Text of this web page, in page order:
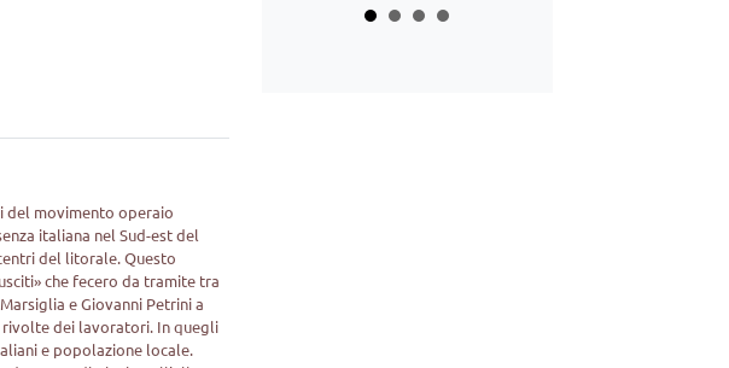
del movimento operaio
italiana nel Sud-est del
del litorale. Questo
che fecero da tramite tra
e Giovanni Petrini a
rivolte dei lavoratori. In quegli
e popolazione locale.